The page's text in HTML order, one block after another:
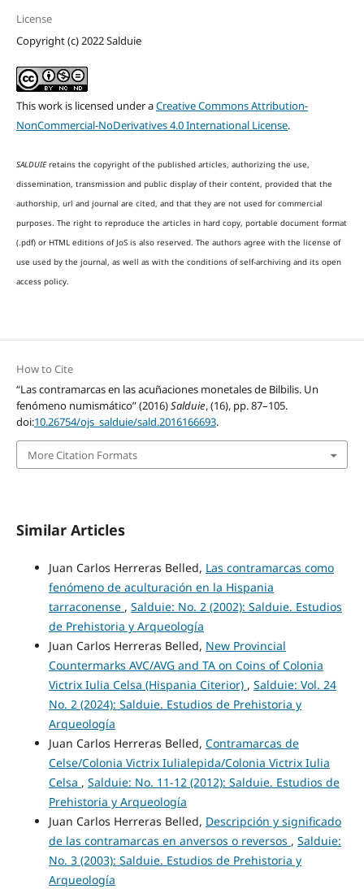
License
Copyright (c) 2022 Salduie
This work is licensed under aCreative Commons Attribution-
NonCommercial-NoDerivatives 4.0 International License.
SALDUIEretains the copyright of the published articles, authorizing the use,
dissemination, transmission and public display of their content, provided that the
authorship, url and journal are cited, and that they are not used for commercial
purposes. The right to reproduce the articles in hard copy, portable document format
(.pdf) or HTML editions of JoS is also reserved. The authors agree with the license of
use used by the journal, as well as with the conditions of self-archiving and its open
access policy.
How to Cite
“Las contramarcas en las acuñaciones monetales de Bilbilis. Un
fenómeno numismático” (2016)Salduie, (16), pp. 87–105.
doi:10.26754/ojs_salduie/sald.2016166693.
More Citation Formats
Similar Articles
Juan Carlos Herreras Belled, Las contramarcas como
fenómeno de aculturación en la Hispania
tarraconense , Salduie: No. 2 (2002): Salduie. Estudios
de Prehistoria y Arqueología
Juan Carlos Herreras Belled, New Provincial
Countermarks AVC/AVG and TA on Coins of Colonia
Victrix Iulia Celsa (Hispania Citerior) , Salduie: Vol. 24
No. 2 (2024): Salduie. Estudios de Prehistoria y
Arqueología
Juan Carlos Herreras Belled, Contramarcas de
Celse/Colonia Victrix Iulialepida/Colonia Victrix Iulia
Celsa , Salduie: No. 11-12 (2012): Salduie. Estudios de
Prehistoria y Arqueología
Juan Carlos Herreras Belled, Descripción y significado
de las contramarcas en anversos o reversos , Salduie:
No. 3 (2003): Salduie. Estudios de Prehistoria y
Arqueología